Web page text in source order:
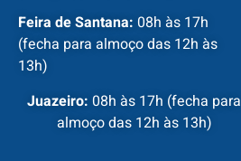
Feira de Santana: 08h às 17h
(fecha para almoço das 12h às
13h)
Juazeiro: 08h às 17h (fecha para
almoço das 12h às 13h)